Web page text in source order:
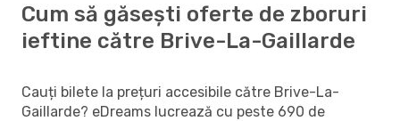
Cum să găsești oferte de zboruri
ieftine către Brive-La-Gaillarde
Cauți bilete la prețuri accesibile către Brive-La-
Gaillarde? eDreams lucrează cu peste 690 de